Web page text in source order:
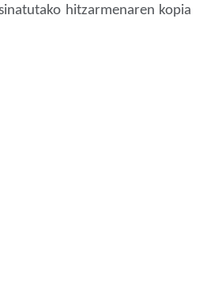
hitzarmenaren kopia